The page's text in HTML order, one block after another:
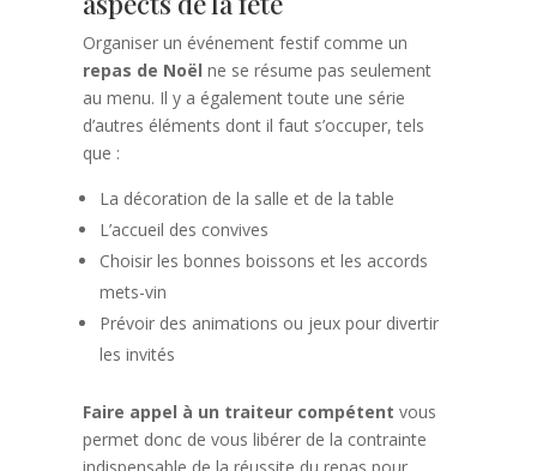
Organiser un événement festif comme un
repas de Noël ne se résume pas seulement
au menu. Il y a également toute une série
d’autres éléments dont il faut s’occuper, tels
que :
La décoration de la salle et de la table
L’accueil des convives
Choisir les bonnes boissons et les accords
mets-vin
Prévoir des animations ou jeux pour divertir
les invités
Faire appel à un traiteur compétent vous
permet donc de vous libérer de la contrainte